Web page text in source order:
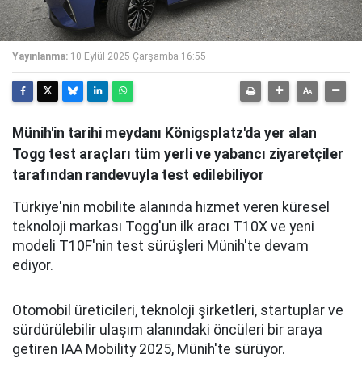
Yayınlanma: 10 Eylül 2025 Çarşamba 16:55
Münih'in tarihi meydanı Königsplatz'da yer alan
Togg test araçları tüm yerli ve yabancı ziyaretçiler
tarafından randevuyla test edilebiliyor
Türkiye'nin mobilite alanında hizmet veren küresel
teknoloji markası Togg'un ilk aracı T10X ve yeni
modeli T10F'nin test sürüşleri Münih'te devam
ediyor.
Otomobil üreticileri, teknoloji şirketleri, startuplar ve
sürdürülebilir ulaşım alanındaki öncüleri bir araya
getiren IAA Mobility 2025, Münih'te sürüyor.